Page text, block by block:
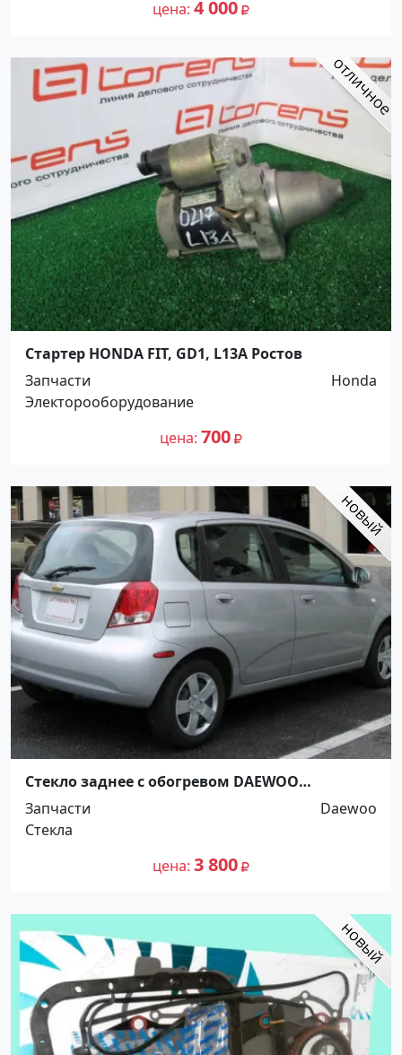
цена 4 000
Стартер HONDA FIT, GD1, L13A Ростов
Запчасти
Honda
Электорооборудование
цена 700
Стекло заднее с обогревом DAEWOO
KALOS(CHEVROLET AVEO) 5D HB 03- Краснодар
Запчасти
Daewoo
Стекла
цена 3 800